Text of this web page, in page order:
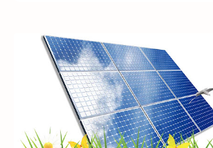
FAQ's
CONTACTOS